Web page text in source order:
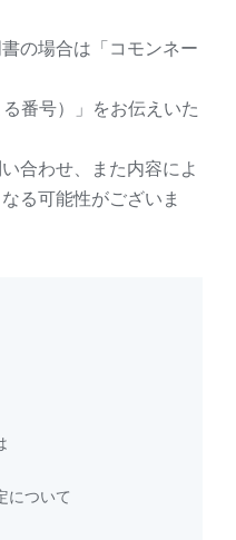
の場合は「コモンネー
番号）」をお伝えいた
合わせ、また内容によ
る可能性がございま
について